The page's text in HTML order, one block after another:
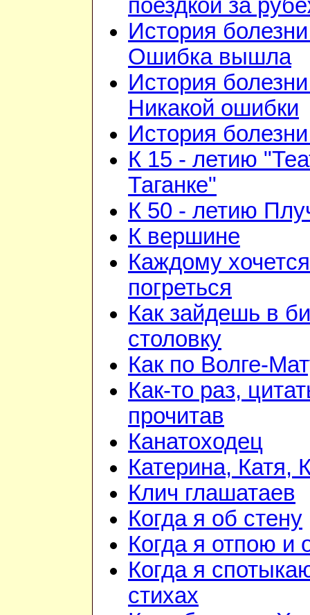
поездкой за
История
Ошибка вышла
История
Никакой ошибки
История
К 15 - летию
Таганке"
К 50 - летию
К вершине
Каждому
погреться
Как зайдешь в
столовку
Как по Волге-
Как-то раз,
прочитав
Канатоходец
Катерина, Катя,
Клич глашатаев
Когда я об стену
Когда я отпою и
Когда я
стихах